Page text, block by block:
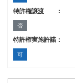
特許権譲渡 ：
否
特許権実施許諾：
可